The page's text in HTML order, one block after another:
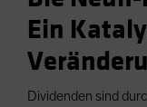
Ein
Dividenden sind